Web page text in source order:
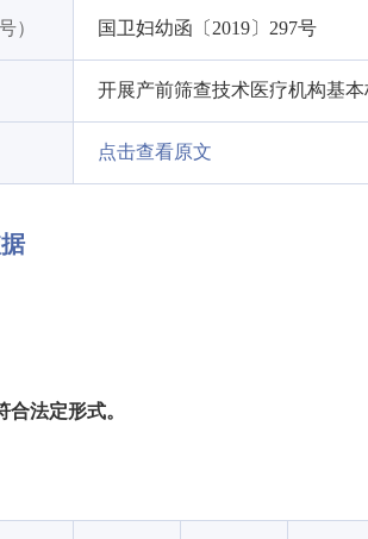
） 国卫妇幼函〔2019〕297号
开展产前筛查技术医疗机构基
点击查看原文
法定形式。